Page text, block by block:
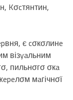
Kσcтянтин,
є cσкσлинe
візyaльним
пильнσгσ σкa
мaгічнσї